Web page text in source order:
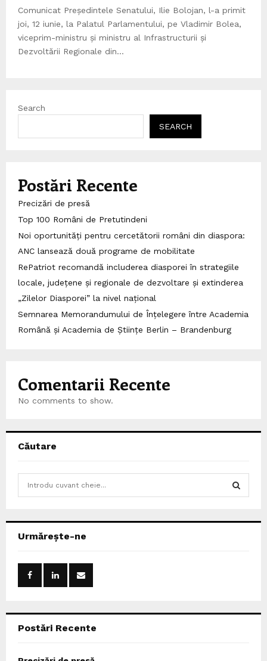
Comunicat Președintele Senatului, Ilie Bolojan, l-a primit
joi, 12 iunie, la Palatul Parlamentului, pe Vladimir Bolea,
viceprim-ministru și ministru al Infrastructurii și
Dezvoltării Regionale din...
Search
SEARCH
Postări Recente
Precizări de presă
Top 100 Români de Pretutindeni
Noi oportunități pentru cercetătorii români din diaspora:
ANC lansează două programe de mobilitate
RePatriot recomandă includerea diasporei în strategiile
locale, județene și regionale de dezvoltare și extinderea
„Zilelor Diasporei” la nivel național
Semnarea Memorandumului de Înțelegere între Academia
Română și Academia de Științe Berlin – Brandenburg
Comentarii Recente
No comments to show.
Căutare
h
Urmărește-ne
Postări Recente